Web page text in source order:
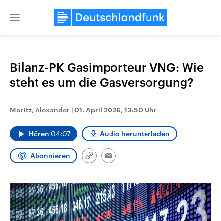
Close
Themen
Alle Informationen
Sachsen-Anhalt wählt am 6.
September 2026 einen neuen
Landtag. Seit 2021 wird das
Bundesland von einer Koalition aus
Hintergründe
Wirtschaftlich und
gehören die Vereinigten
den mächtigsten Ländern
mit großem Einfluss auf
Bilanz-PK Gasimporteur VNG: Wie
steht es um die Gasversorgung?
Moritz, Alexander | 01. April 2026, 13:50 Uhr
Hören 04:07 Audio herunterladen
Abonnieren
Link
Email